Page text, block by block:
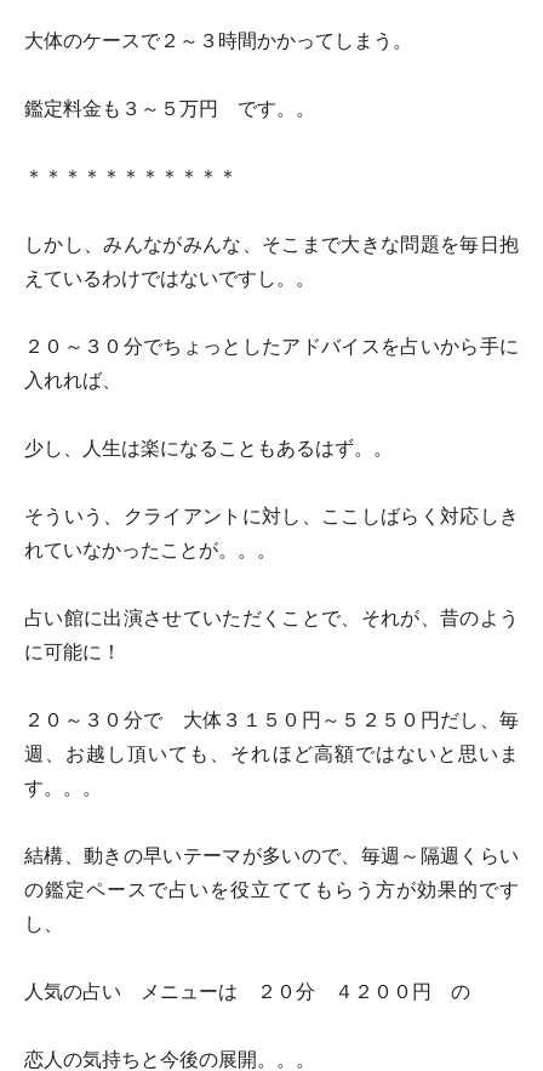
大体のケースで２～３時間かかってしまう。
鑑定料金も３～５万円 です。。
＊＊＊＊＊＊＊＊＊＊＊
しかし、みんながみんな、そこまで大きな問題を毎日抱
えているわけではないですし。。
２０～３０分でちょっとしたアドバイスを占いから手に
入れれば、
少し、人生は楽になることもあるはず。。
そういう、クライアントに対し、ここしばらく対応しき
れていなかったことが。。。
占い館に出演させていただくことで、それが、昔のよう
に可能に！
２０～３０分で 大体３１５０円～５２５０円だし、毎
週、お越し頂いても、それほど高額ではないと思いま
す。。。
結構、動きの早いテーマが多いので、毎週～隔週くらい
の鑑定ペースで占いを役立ててもらう方が効果的です
し、
人気の占い メニューは ２０分 ４２００円 の
恋人の気持ちと今後の展開。。。